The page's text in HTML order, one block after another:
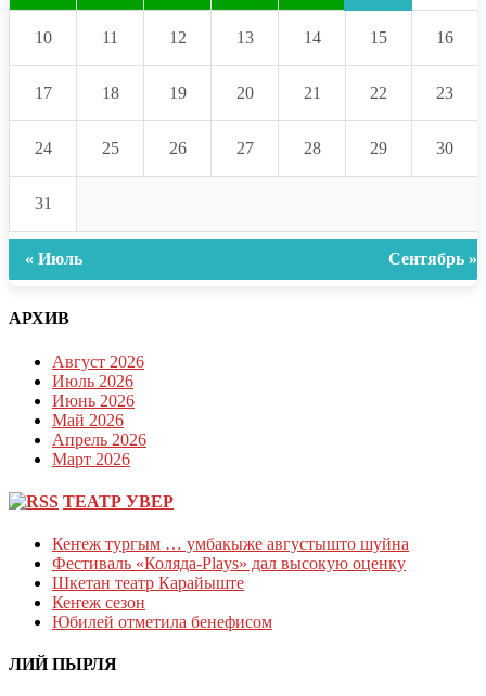
10 11 12 13 14 15 16
17 18 19 20 21 22 23
24 25 26 27 28 29 30
31
« Июль Сентябрь »
АРХИВ
Август 2026
Июль 2026
Июнь 2026
Май 2026
Апрель 2026
Март 2026
ТЕАТР УВЕР
Кеҥеж тургым … умбакыже августышто шуйна
Фестиваль «Коляда-Plays» дал высокую оценку
Шкетан театр Карайыште
Кеҥеж сезон
Юбилей отметила бенефисом
ЛИЙ ПЫРЛЯ